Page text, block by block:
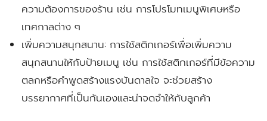
ความต้องการของร้าน เช่น การโปรโมทเมนูพิเศษหรือ
เทศกาลต่าง ๆ
เพิ่มความสนุกสนาน: การใช้สติกเกอร์เพื่อเพิ่มความ
สนุกสนานให้กับป้ายเมนู เช่น การใช้สติกเกอร์ที่มีข้อความ
ตลกหรือคำพูดสร้างแรงบันดาลใจ จะช่วยสร้าง
บรรยากาศที่เป็นกันเองและน่าจดจำให้กับลูกค้า